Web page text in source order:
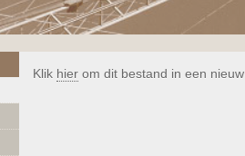
Klik hier om dit bestand in een